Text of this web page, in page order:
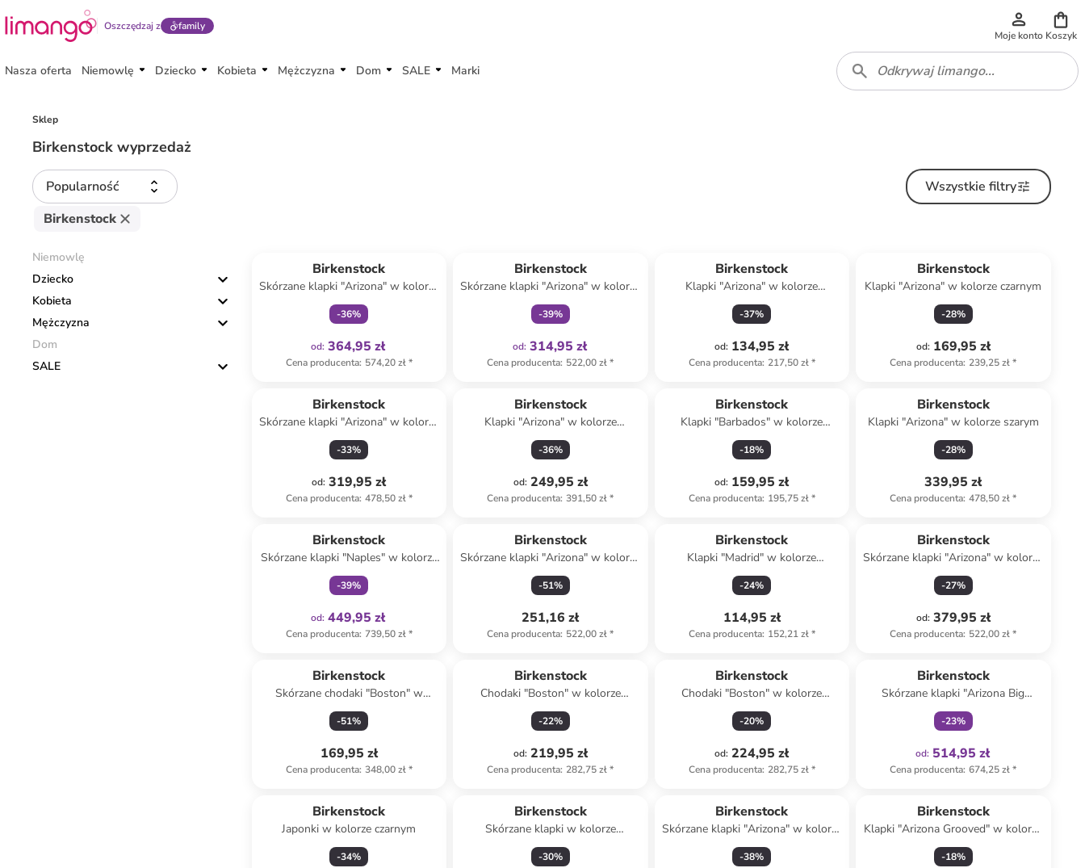
Oszczędzaj z family
Moje konto Koszyk
Nasza oferta Niemowlę Dziecko Kobieta Mężczyzna Dom SALE Marki
Sklep
Birkenstock wyprzedaż
Popularność
Wszystkie filtry
Birkenstock
Niemowlę
Dziecko
Kobieta
Mężczyzna
Dom
SALE
Birkenstock
Skórzane klapki "Arizona" w kolorze
brązowym
-36%
od: 364,95 zł
Cena producenta: 574,20 zł*
Birkenstock
Skórzane klapki "Arizona" w kolorze
czarnym
-39%
od: 314,95 zł
Cena producenta: 522,00 zł*
Birkenstock
Klapki "Arizona" w kolorze
granatowym
-37%
od: 134,95 zł
Cena producenta: 217,50 zł*
Birkenstock
Klapki "Arizona" w kolorze czarnym
-28%
od: 169,95 zł
Cena producenta: 239,25 zł*
Birkenstock
Skórzane klapki "Arizona" w kolorze
ciemnobrązowym
-33%
od: 319,95 zł
Cena producenta: 478,50 zł*
Birkenstock
Klapki "Arizona" w kolorze
granatowym
-36%
od: 249,95 zł
Cena producenta: 391,50 zł*
Birkenstock
Klapki "Barbados" w kolorze
czarnym
-18%
od: 159,95 zł
Cena producenta: 195,75 zł*
Birkenstock
Klapki "Arizona" w kolorze szarym
-28%
339,95 zł
Cena producenta: 478,50 zł*
Birkenstock
Skórzane klapki "Naples" w kolorze
szarobrązowym
-39%
od: 449,95 zł
Cena producenta: 739,50 zł*
Birkenstock
Skórzane klapki "Arizona" w kolorze
granatowym
-51%
251,16 zł
Cena producenta: 522,00 zł*
Birkenstock
Klapki "Madrid" w kolorze
niebieskim
-24%
114,95 zł
Cena producenta: 152,21 zł*
Birkenstock
Skórzane klapki "Arizona" w kolorze
brązowym
-27%
od: 379,95 zł
Cena producenta: 522,00 zł*
Birkenstock
Skórzane chodaki "Boston" w
kolorze fioletowym
-51%
169,95 zł
Cena producenta: 348,00 zł*
Birkenstock
Chodaki "Boston" w kolorze
brązowym
-22%
od: 219,95 zł
Cena producenta: 282,75 zł*
Birkenstock
Chodaki "Boston" w kolorze
brązowym
-20%
od: 224,95 zł
Cena producenta: 282,75 zł*
Birkenstock
Skórzane klapki "Arizona Big
Buckle" w kolorze beżowym
-23%
od: 514,95 zł
Cena producenta: 674,25 zł*
Birkenstock
Japonki w kolorze czarnym
-34%
Birkenstock
Skórzane klapki w kolorze
beżowym
-30%
Birkenstock
Skórzane klapki "Arizona" w kolorze
jasnobrązowym
-38%
Birkenstock
Klapki "Arizona Grooved" w kolorze
czarnym
-18%